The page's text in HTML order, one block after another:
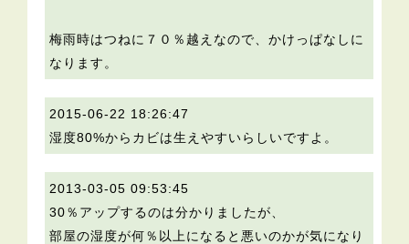
梅雨時はつねに７０％越えなので、かけっぱなしに
なります。
2015-06-22 18:26:47
湿度80%からカビは生えやすいらしいですよ。
2013-03-05 09:53:45
30％アップするのは分かりましたが、
部屋の湿度が何％以上になると悪いのかが気になり